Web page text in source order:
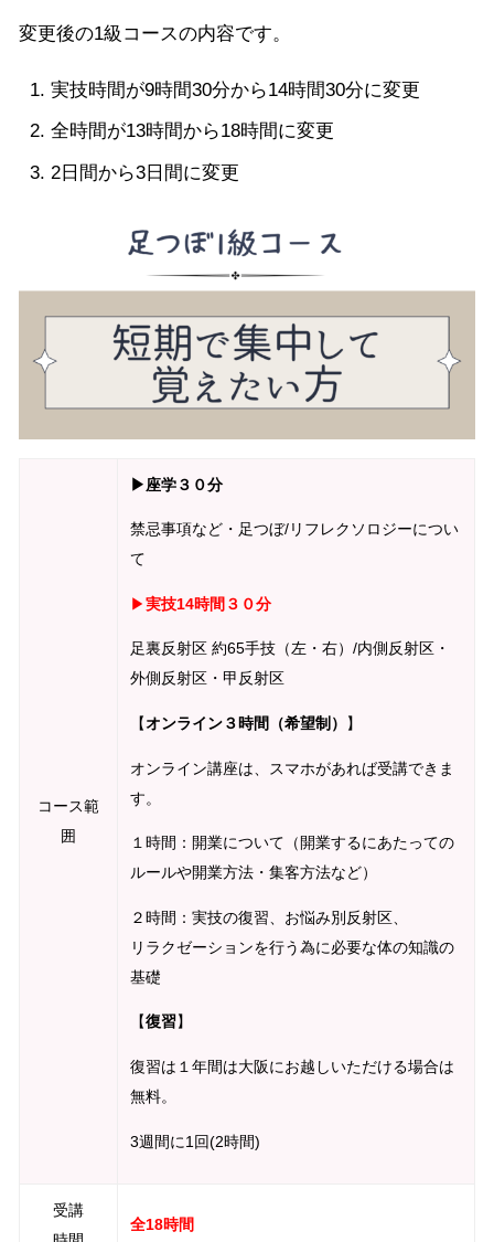
変更後の1級コースの内容です。
実技時間が9時間30分から14時間30分に変更
全時間が13時間から18時間に変更
2日間から3日間に変更
コース範
囲
▶座学３０分
禁忌事項など・足つぼ/リフレクソロジーについ
て
▶ 実技14時間３０分
足裏反射区 約65手技（左・右）/内側反射区・
外側反射区・甲反射区
【オンライン３時間（希望制） 】
オンライン講座は、スマホがあれば受講できま
す。
１時間：開業について（開業するにあたっての
ルールや開業方法・集客方法など）
２時間：実技の復習、お悩み別反射区、
リラクゼーションを行う為に必要な体の知識の
基礎
【復習】
復習は１年間は大阪にお越しいただける場合は
無料。
3週間に1回(2時間)
受講
全18時間